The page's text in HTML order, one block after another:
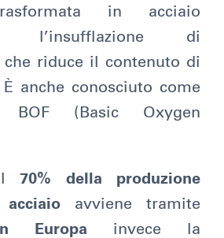
in acciaio
l’insufflazione di
che riduce il contenuto di
anche conosciuto come
BOF (Basic Oxygen
il70% della produzione
acciaio avviene tramite
In Europa invece la